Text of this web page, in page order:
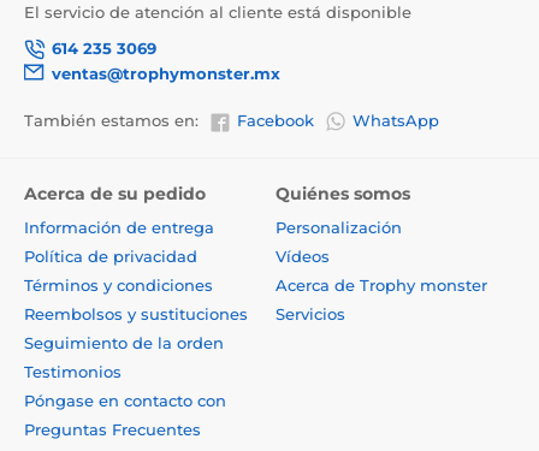
El servicio de atención al cliente está disponible
614 235 3069
ventas@trophymonster.mx
También estamos en: Facebook WhatsApp
Acerca de su pedido
Información de entrega
Política de privacidad
Términos y condiciones
Reembolsos y sustituciones
Seguimiento de la orden
Testimonios
Póngase en contacto con
Preguntas Frecuentes
Quiénes somos
Personalización
Vídeos
Acerca de Trophy monster
Servicios